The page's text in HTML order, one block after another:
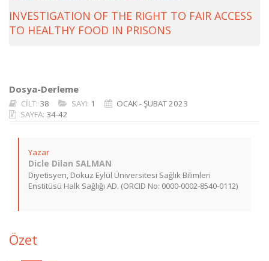
INVESTIGATION OF THE RIGHT TO FAIR ACCESS
TO HEALTHY FOOD IN PRISONS
Dosya-Derleme
CİLT: 38 SAYI: 1
OCAK - ŞUBAT 2023
SAYFA: 34-42
Yazar
Dicle Dilan SALMAN
Diyetisyen, Dokuz Eylül Üniversitesi Sağlık Bilimleri
Enstitüsü Halk Sağlığı AD. (ORCID No: 0000-0002-8540-0112)
Özet